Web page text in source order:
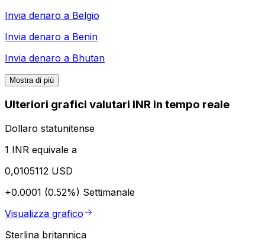
Invia denaro a Belgio
Invia denaro a Benin
Invia denaro a Bhutan
Mostra di più
Ulteriori grafici valutari INR in tempo reale
Dollaro statunitense
1 INR equivale a
0,0105112 USD
+0.0001 (0.52%) Settimanale
Visualizza grafico
Sterlina britannica